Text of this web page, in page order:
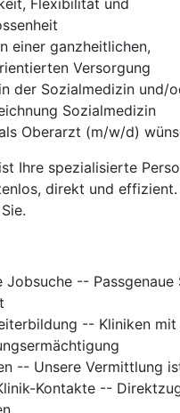
Flexibilität und
einer ganzheitlichen,
Versorgung
der Sozialmedizin und/
Sozialmedizin
Oberarzt (m/w/d)
ist Ihre spezialisierte
direkt und
Jobsuche -- Passgenaue
-- Kliniken mit
-- Unsere Vermittlung
Kontakte --